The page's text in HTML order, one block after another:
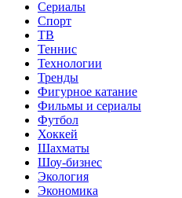
Сериалы
Спорт
ТВ
Теннис
Технологии
Тренды
Фигурное катание
Фильмы и сериалы
Футбол
Хоккей
Шахматы
Шоу-бизнес
Экология
Экономика